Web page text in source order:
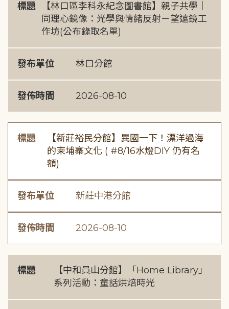
標題
【林口區李科永紀念圖書館】親子共學｜
同理心鏡像：光學與情緒反射－望遠鏡工
作坊(公布錄取名單)
發布單位 林口分館
發佈時間 2026-08-10
標題
【新莊裕民分館】異國一下！漂洋過海
的柬埔寨文化 ( #8/16水燈DIY 仍有名
額)
發布單位 新莊中港分館
發佈時間 2026-08-10
標題
【中和員山分館】「Home Library」
系列活動：童話烘焙時光